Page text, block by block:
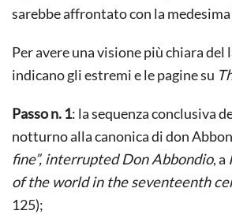
sarebbe affrontato con la medesima
Per avere una visione più chiara
indicano gli estremi e le pagine su
Passo n. 1: la sequenza conclusiva
notturno alla canonica di don
fine”, interrupted Don Abbondio, a
of the world in the seventeenth
125);